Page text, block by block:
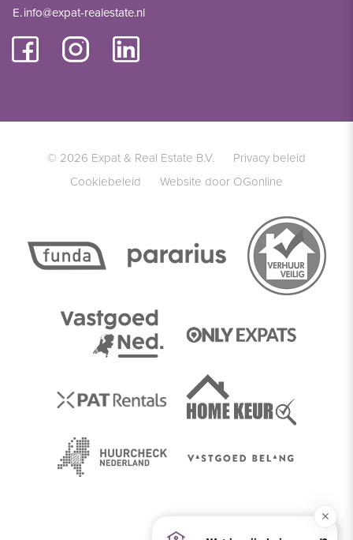
E.info@expat-realestate.nl
© 2026 Expat & Real Estate B.V.
Privacy beleid
Cookiebeleid
Website door OGonline